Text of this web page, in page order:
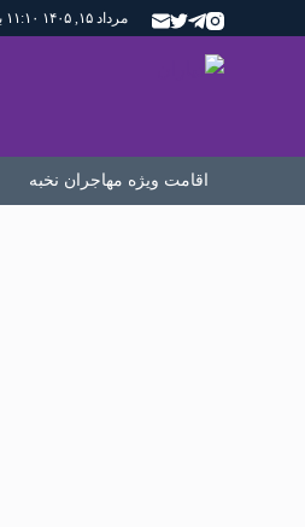
مرداد ۱۵, ۱۴۰۵ ۱۱:۱۰ بعد از ظهر
اقامت ویژه مهاجران نخبه